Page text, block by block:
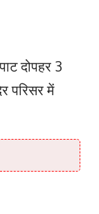
दोपहर 3
परिसर में